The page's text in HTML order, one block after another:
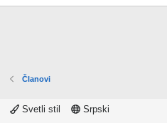
Članovi
Svetli stil
Srpski